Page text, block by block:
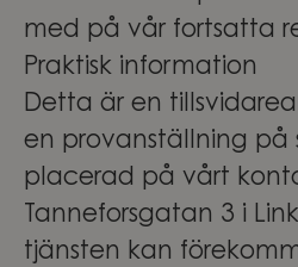
med på vår fortsatta
Praktisk information
Detta är en
en provanställning på
placerad på vårt
Tanneforsgatan 3 i
tjänsten kan